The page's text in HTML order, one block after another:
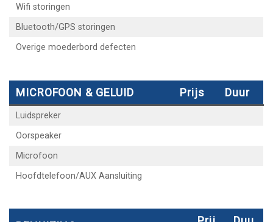
Wifi storingen
Bluetooth/GPS storingen
Overige moederbord defecten
MICROFOON & GELUID Prijs Duur
Luidspreker
Oorspeaker
Microfoon
Hoofdtelefoon/AUX Aansluiting